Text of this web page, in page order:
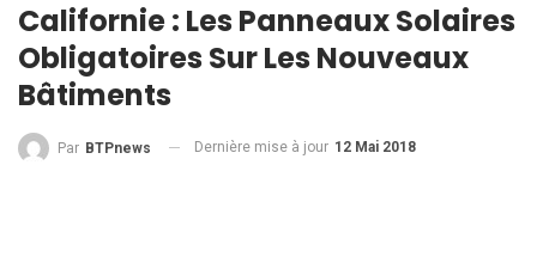
Californie : Les Panneaux Solaires
Obligatoires Sur Les Nouveaux
Bâtiments
Par BTPnews Dernière mise à jour 12 Mai 2018